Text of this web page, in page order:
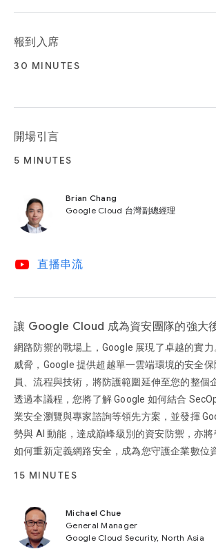
報到入席
30 MINUTES
開場引言
5 MINUTES
Brian Chang
Google Cloud 台灣副總經理
video_youtube 直播串流
讓 Google Cloud 成為資安團隊的強大
網路防禦的戰場上，Google 展現了卓越的實
威脅，Google 提供超越單一雲端環境的安全保
員、流程與技術，將防護範圍延伸至您的整個
透過本議程，您將了解 Google 如何結合
業安全瀏覽與專家諮詢等領先方案，並發揮
勢與 AI 動能，達成巔峰級別的資安防禦，亦
如何重新定義網路安全，成為您守護企業數位
15 MINUTES
Michael Chue
General Manager
Google Cloud Security, North Asia